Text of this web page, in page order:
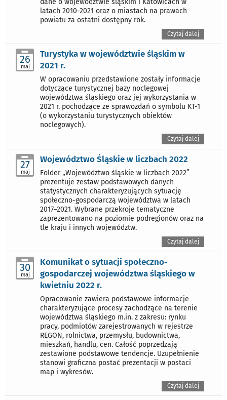
latach 2010-2021 oraz o miastach na prawach
powiatu za ostatni dostępny rok.
Czytaj dalej
26
maj
Turystyka w województwie śląskim w
2021 r.
W opracowaniu przedstawione zostały informacje
dotyczące turystycznej bazy noclegowej
województwa śląskiego oraz jej wykorzystania w
2021 r. pochodzące ze sprawozdań o symbolu KT-1
(o wykorzystaniu turystycznych obiektów
noclegowych).
Czytaj dalej
27
maj
Województwo Śląskie w liczbach 2022
Folder „Województwo śląskie w liczbach 2022”
prezentuje zestaw podstawowych danych
statystycznych charakteryzujących sytuację
społeczno-gospodarczą województwa w latach
2017–2021. Wybrane przekroje tematyczne
zaprezentowano na poziomie podregionów oraz na
tle kraju i innych województw.
Czytaj dalej
30
maj
Komunikat o sytuacji społeczno-
gospodarczej województwa śląskiego w
kwietniu 2022 r.
Opracowanie zawiera podstawowe informacje
charakteryzujące procesy zachodzące na terenie
województwa śląskiego m.in. z zakresu: rynku
pracy, podmiotów zarejestrowanych w rejestrze
REGON, rolnictwa, przemysłu, budownictwa,
mieszkań, handlu, cen. Całość poprzedzają
zestawione podstawowe tendencje. Uzupełnienie
stanowi graficzna postać prezentacji w postaci
map i wykresów.
Czytaj dalej